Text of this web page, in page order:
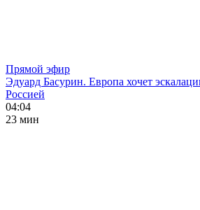
Прямой эфир
Эдуард Басурин. Европа хочет
Россией
04:04
23 мин